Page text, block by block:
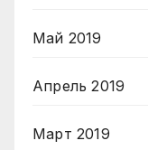
Май 2019
Апрель 2019
Март 2019